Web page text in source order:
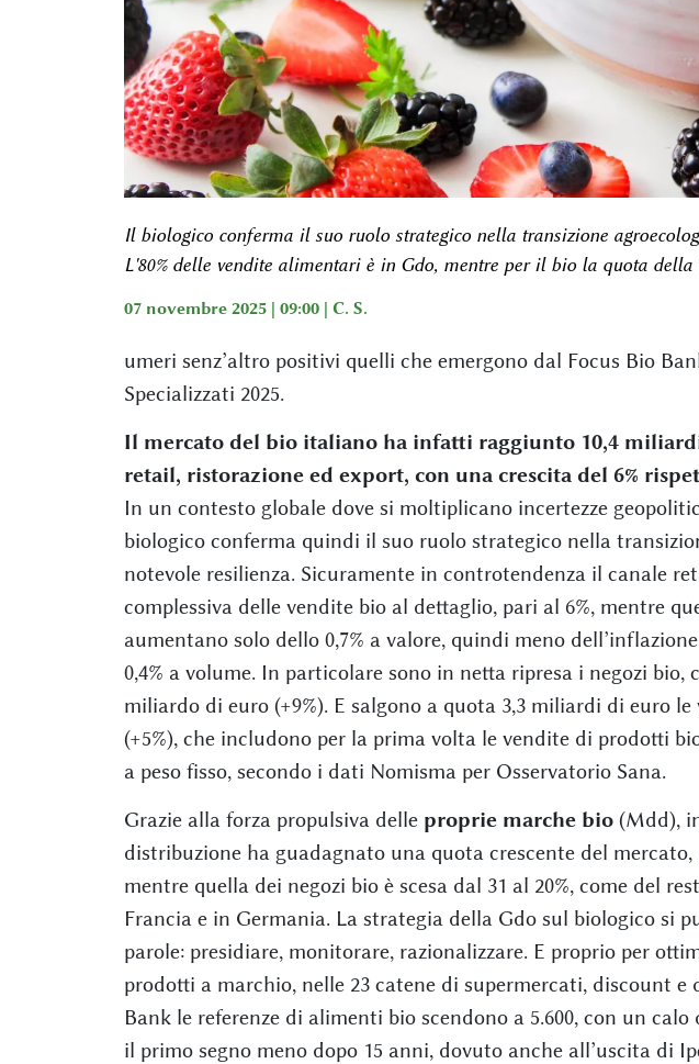
Il biologico conferma il suo ruolo strategico nella transizione
L'80% delle vendite alimentari è in Gdo, mentre per il bio la quota della
07 novembre 2025 | 09:00 | C. S.
umeri senz’altro positivi quelli che emergono dal Focus Bio
Specializzati 2025.
Il mercato del bio italiano ha infatti raggiunto 10,4
retail, ristorazione ed export, con una crescita del 6%
In un contesto globale dove si moltiplicano incertezze
biologico conferma quindi il suo ruolo strategico nella
notevole resilienza. Sicuramente in controtendenza il canale
complessiva delle vendite bio al dettaglio, pari al 6%, mentre
aumentano solo dello 0,7% a valore, quindi meno
0,4% a volume. In particolare sono in netta ripresa i negozi bio,
miliardo di euro (+9%). E salgono a quota 3,3 miliardi di euro
(+5%), che includono per la prima volta le vendite di prodotti
a peso fisso, secondo i dati Nomisma per Osservatorio Sana.
Grazie alla forza propulsiva delle proprie marche bio(Mdd),
distribuzione ha guadagnato una quota crescente del mercato,
mentre quella dei negozi bio è scesa dal 31 al 20%, come del
Francia e in Germania. La strategia della Gdo sul biologico si
parole: presidiare, monitorare, razionalizzare. E proprio per
prodotti a marchio, nelle 23 catene di supermercati, discount e
Bank le referenze di alimenti bio scendono a 5.600, con un calo
il primo segno meno dopo 15 anni, dovuto anche all’uscita di